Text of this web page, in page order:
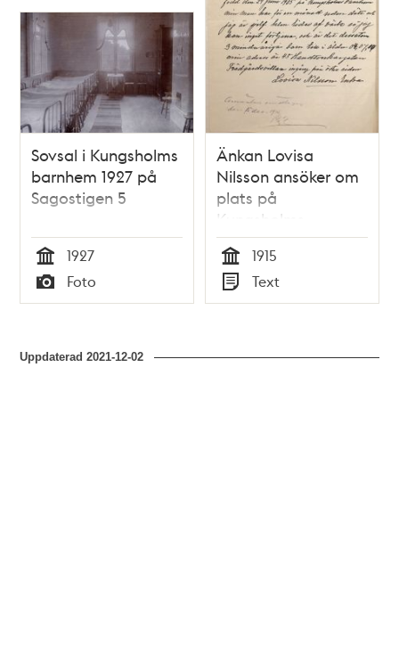
Sovsal i Kungsholms
barnhem 1927 på
Sagostigen 5
Tid
1927
Typ
Foto
Änkan Lovisa
Nilsson ansöker om
plats på
Kungsholms
barnhem för sin
dotter - 1915
Tid
1915
Typ
Text
Uppdaterad2021-12-02